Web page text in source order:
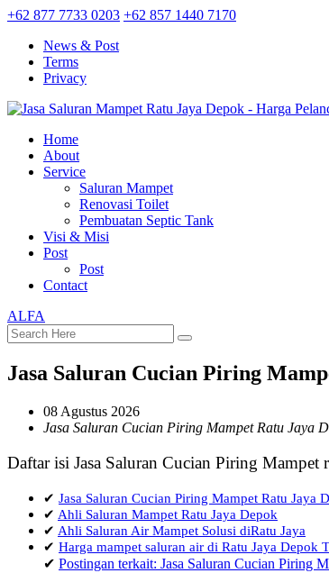
+62 877 7733 0203 +62 857 1440 7170
News & Post
Terms
Privacy
Home
About
Service
Saluran Mampet
Renovasi Toilet
Pembuatan Septic Tank
Visi & Misi
Post
Post
Contact
ALFA
Jasa Saluran Cucian Piring
08 Agustus 2026
Jasa Saluran Cucian Piring Mampet Ratu Jaya
Daftar isi Jasa Saluran Cucian Piring Mampet
✔ Jasa Saluran Cucian Piring Mampet Ratu Jaya
✔ Ahli Saluran Mampet Ratu Jaya Depok
✔ Ahli Saluran Air Mampet Solusi diRatu Jaya
✔ Harga mampet saluran air di Ratu Jaya Depok
✔ Postingan terkait: Jasa Saluran Cucian Piring